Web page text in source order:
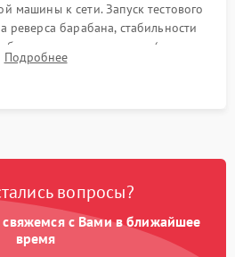
машины к сети. Запуск тестового
реверса барабана, стабильности
дренажного насоса (откачка
посторонних скрипов, стуков или
Подробнее
вопросы?
свяжемся с Вами в ближайшее
время